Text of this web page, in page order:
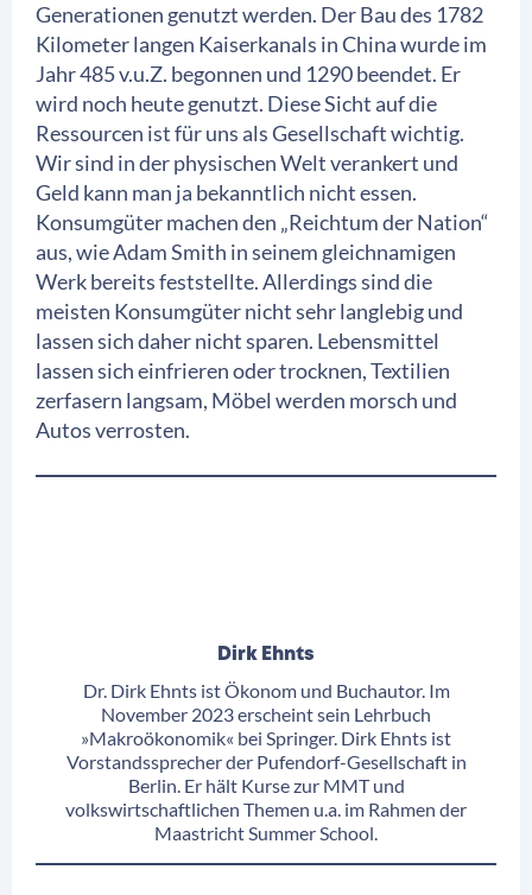
Generationen genutzt werden. Der Bau des 1782
Kilometer langen Kaiserkanals in China wurde im
Jahr 485 v.u.Z. begonnen und 1290 beendet. Er
wird noch heute genutzt. Diese Sicht auf die
Ressourcen ist für uns als Gesellschaft wichtig.
Wir sind in der physischen Welt verankert und
Geld kann man ja bekanntlich nicht essen.
Konsumgüter machen den „Reichtum der Nation“
aus, wie Adam Smith in seinem gleichnamigen
Werk bereits feststellte. Allerdings sind die
meisten Konsumgüter nicht sehr langlebig und
lassen sich daher nicht sparen. Lebensmittel
lassen sich einfrieren oder trocknen, Textilien
zerfasern langsam, Möbel werden morsch und
Autos verrosten.
Dirk Ehnts
Dr. Dirk Ehnts ist Ökonom und Buchautor. Im
November 2023 erscheint sein Lehrbuch
»Makroökonomik« bei Springer. Dirk Ehnts ist
Vorstandssprecher der Pufendorf-Gesellschaft in
Berlin. Er hält Kurse zur MMT und
volkswirtschaftlichen Themen u.a. im Rahmen der
Maastricht Summer School.